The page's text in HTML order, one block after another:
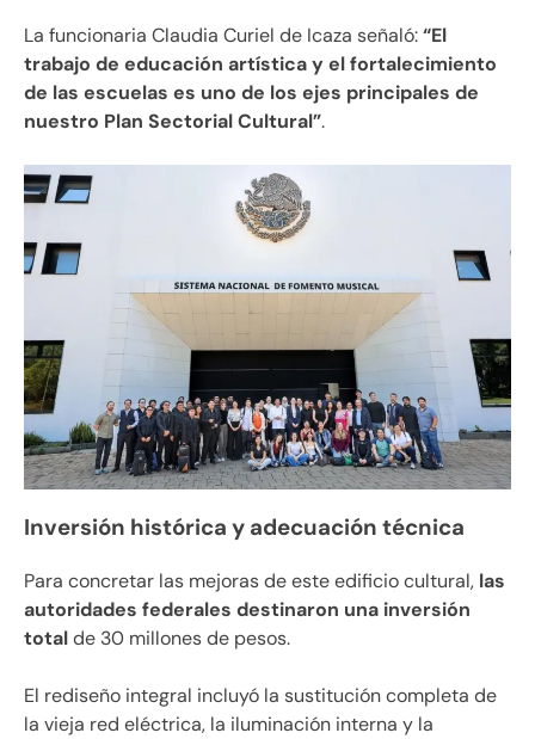
La funcionaria Claudia Curiel de Icaza señaló:“El
trabajo de educación artística y el fortalecimiento
de las escuelas es uno de los ejes principales de
nuestro Plan Sectorial Cultural”.
Inversión histórica y adecuación técnica
Para concretar las mejoras de este edificio cultural, las
autoridades federales destinaron una inversión
totalde 30 millones de pesos.
El rediseño integral incluyó la sustitución completa de
la vieja red eléctrica, la iluminación interna y la